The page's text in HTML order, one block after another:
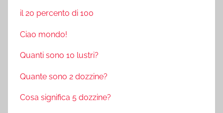
il 20 percento di 100
Ciao mondo!
Quanti sono 10 lustri?
Quante sono 2 dozzine?
Cosa significa 5 dozzine?